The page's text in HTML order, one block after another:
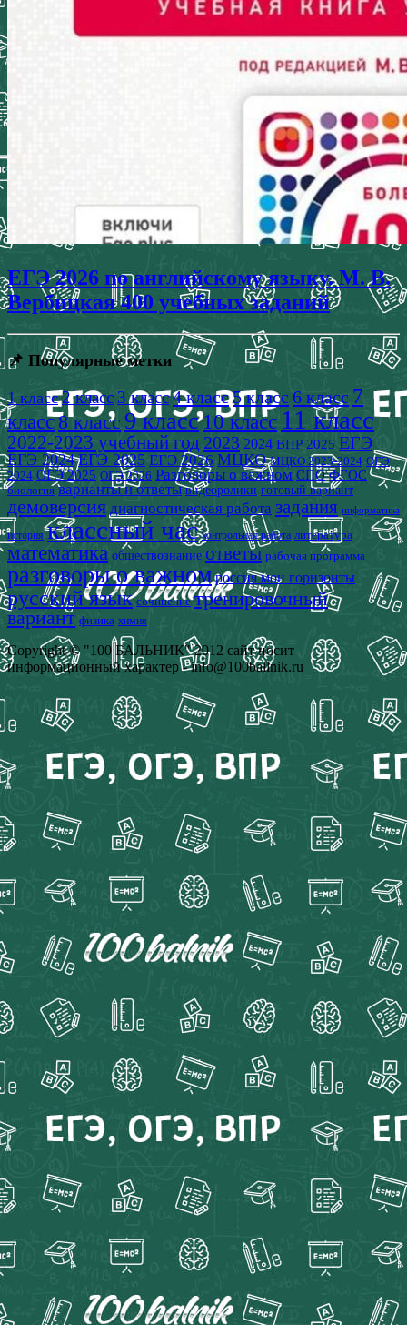
ЕГЭ 2026 по английскому языку. М. В.
Вербицкая 400 учебных заданий
📌 Популярные метки
1 класс 2 класс 3 класс4 класс5 класс 6 класс 7
класс8 класс 9 класс10 класс 11 класс
2022-2023 учебный год 2023 2024 ВПР 2025 ЕГЭ
ЕГЭ 2024 ЕГЭ 2025 ЕГЭ 2026 МЦКО МЦКО 2023-2024 ОГЭ
2024 ОГЭ 2025 ОГЭ 2026 Разговоры о важном СПО ФГОС
биология варианты и ответы видеоролики готовый вариант
демоверсия диагностическая работа задания информатика
история классный час контрольная работа литература
математика обществознание ответы рабочая программа
разговоры о важном россия мои горизонты
русский язык сочинение тренировочный
вариант физика химия
Copyright © "100 БАЛЬНИК" 2012 сайт носит
информационный характер - info@100ballnik.ru